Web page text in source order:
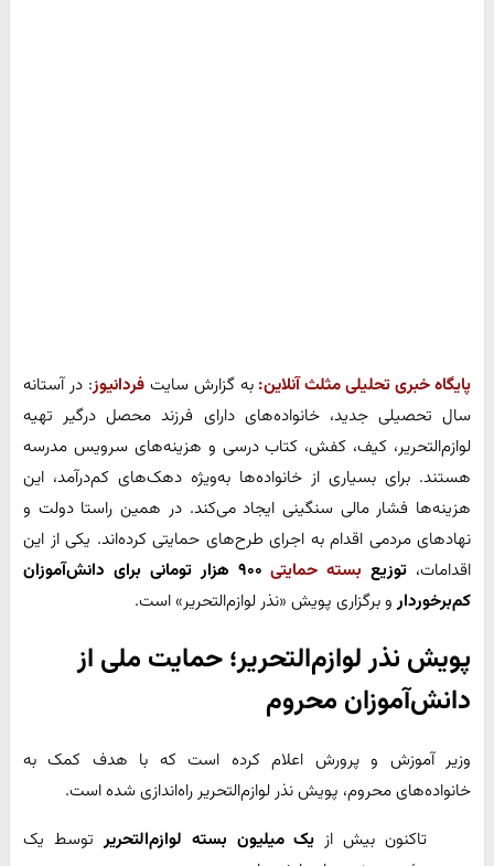
پایگاه خبری تحلیلی مثلث آنلاین: به گزارش سایت فردانیوز: در آستانه
سال تحصیلی جدید، خانواده‌های دارای فرزند محصل درگیر تهیه
لوازم‌التحریر، کیف، کفش، کتاب درسی و هزینه‌های سرویس مدرسه
هستند. برای بسیاری از خانواده‌ها به‌ویژه دهک‌های کم‌درآمد، این
هزینه‌ها فشار مالی سنگینی ایجاد می‌کند. در همین راستا دولت و
نهادهای مردمی اقدام به اجرای طرح‌های حمایتی کرده‌اند. یکی از این
اقدامات، توزیع بسته حمایتی
۹۰۰ هزار تومانی برای دانش‌آموزان
کم‌برخوردارو برگزاری پویش «نذر لوازم‌التحریر» است.
پویش نذر لوازم‌التحریر؛ حمایت ملی از
دانش‌آموزان محروم
وزیر آموزش و پرورش اعلام کرده است که با هدف کمک به
خانواده‌های محروم، پویش نذر لوازم‌التحریر راه‌اندازی شده است.
تاکنون بیش از یک میلیون بسته لوازم‌التحریرتوسط یک